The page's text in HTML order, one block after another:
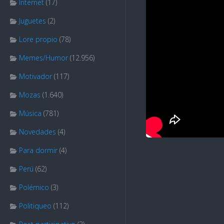
Internet (17)
Juguetes (2)
Lore propio (78)
Memes/Humor (12.956)
Motivador (117)
Mozas (1.640)
Música (781)
Novedades (4)
Para dormir (4)
Perú (62)
Polémico (3)
Politiqueo (112)